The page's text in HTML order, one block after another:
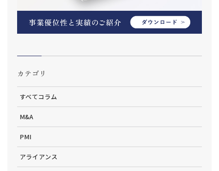
カテゴリ
すべてコラム
M&A
PMI
アライアンス